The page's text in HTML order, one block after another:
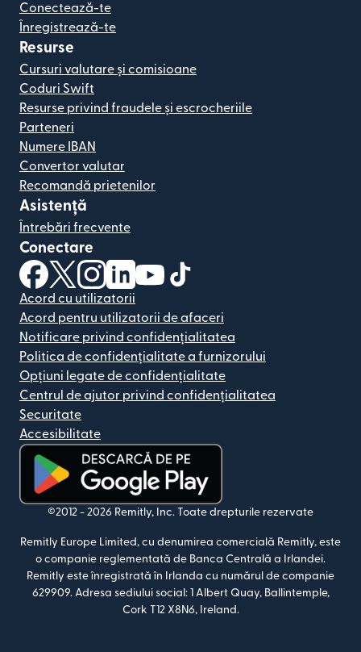
Conectează-te
Înregistrează-te
Resurse
Cursuri valutare și comisioane
Coduri Swift
Resurse privind fraudele și escrocheriile
Parteneri
Numere IBAN
Convertor valutar
Recomandă prietenilor
Asistență
Întrebări frecvente
Conectare
(se deschide într-o fereastră nouă)
(se deschide într-o fereastră nouă)
(se deschide într-o fereastră nouă)
(se deschide într-o fereastră nouă)
(se deschide într-o fereastră
Acord cu utilizatorii
Acord pentru utilizatorii de afaceri
Notificare privind confidențialitatea
Politica de confidențialitate a furnizorului
Opțiuni legate de confidențialitate
Centrul de ajutor privind confidențialitatea
Securitate
Accesibilitate
(se deschide într-o fereastră nouă)
©2012 - 2026 Remitly, Inc. Toate drepturile rezervate
Remitly Europe Limited, cu denumirea comercială Remitly, este
o companie reglementată de Banca Centrală a Irlandei.
Remitly este înregistrată în Irlanda cu numărul de companie
629909. Adresa sediului social: 1 Albert Quay, Ballintemple,
Cork T12 X8N6, Ireland.